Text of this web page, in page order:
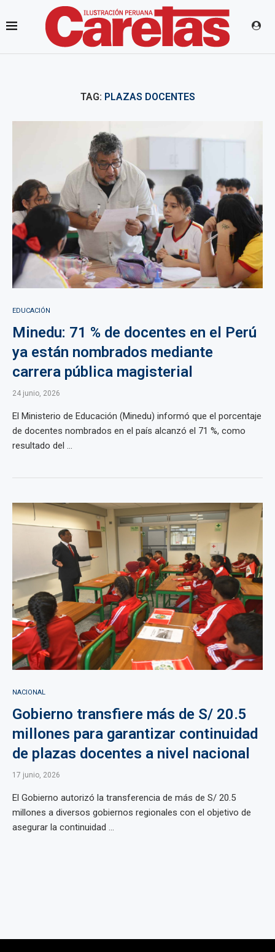
TAG: PLAZAS DOCENTES
EDUCACIÓN
Minedu: 71 % de docentes en el Perú
ya están nombrados mediante
carrera pública magisterial
24 junio, 2026
El Ministerio de Educación (Minedu) informó que el porcentaje
de docentes nombrados en el país alcanzó el 71 %, como
resultado del ...
NACIONAL
Gobierno transfiere más de S/ 20.5
millones para garantizar continuidad
de plazas docentes a nivel nacional
17 junio, 2026
El Gobierno autorizó la transferencia de más de S/ 20.5
millones a diversos gobiernos regionales con el objetivo de
asegurar la continuidad ...